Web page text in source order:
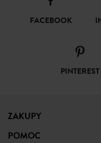
FACEBOOK
PINTEREST
ZAKUPY
POMOC